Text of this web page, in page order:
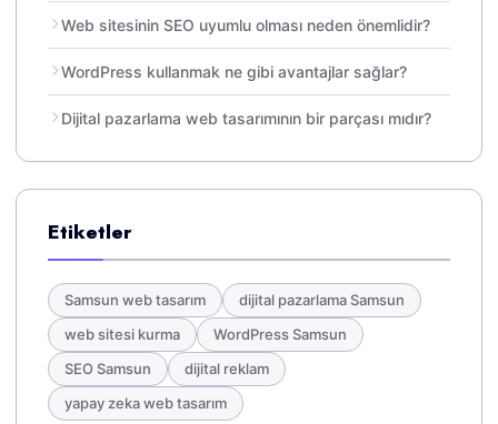
Web sitesinin SEO uyumlu olması neden önemlidir?
WordPress kullanmak ne gibi avantajlar sağlar?
Dijital pazarlama web tasarımının bir parçası mıdır?
Etiketler
Samsun web tasarım
dijital pazarlama Samsun
web sitesi kurma
WordPress Samsun
SEO Samsun
dijital reklam
yapay zeka web tasarım